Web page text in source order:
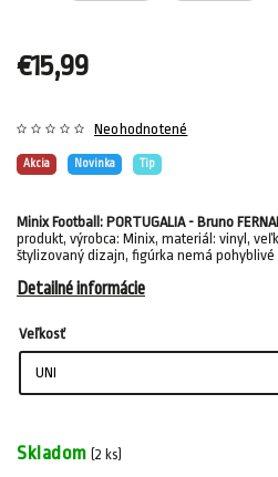
€15,99
Akcia Novinka Tip
Neohodnotené
Minix Football: PORTUGALIA - Bruno
produkt, výrobca: Minix, materiál: vinyl,
štylizovaný dizajn, figúrka nemá pohyblivé
Detailné informácie
Veľkosť
Skladom (2 ks)